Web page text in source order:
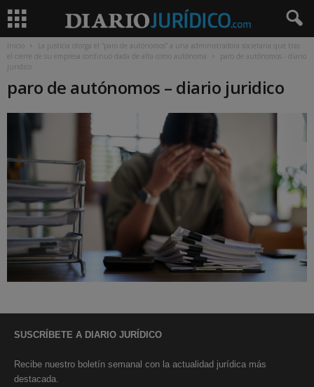
Inicio
La justicia otorga el “paro de autónomos” a una administradora societaria que tras
el cierre de su empresa continuó dada de alta como autónoma
paro de autónomos - diario
juridico
paro de autónomos – diario juridico
SUSCRÍBETE A DIARIO JURÍDICO
Recibe nuestro boletín semanal con la actualidad jurídica más
destacada.